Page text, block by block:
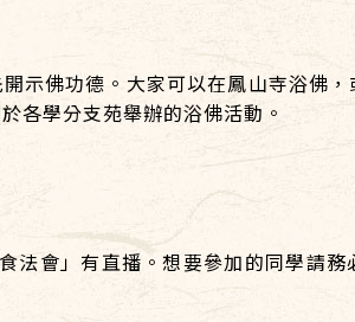
佛功德。大家可以在鳳山寺浴佛，
各學分支苑舉辦的浴佛活動。
會」有直播。想要參加的同學請務